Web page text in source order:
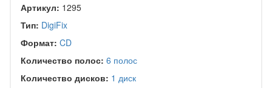
Артикул: 1295
Тип: DigiFix
Формат: CD
Количество полос: 6 полос
Количество дисков: 1 диск